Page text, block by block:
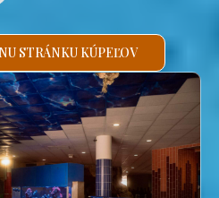
STRÁNKU KÚPEĽOV